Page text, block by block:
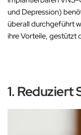
und Depression)
überall durchgeführt
ihre Vorteile, gestützt
1. Reduziert